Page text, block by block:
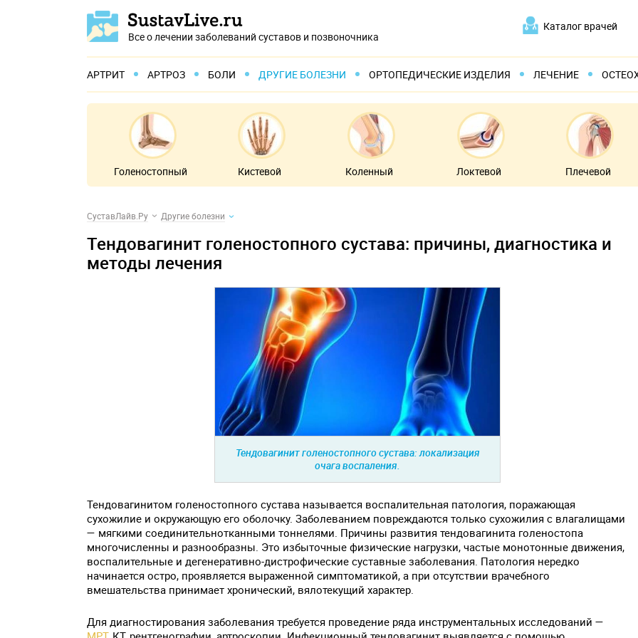
Все о лечении заболеваний суставов и позвоночника
Каталог врачей
АРТРИТ АРТРОЗ БОЛИ ДРУГИЕ БОЛЕЗНИ ОРТОПЕДИЧЕСКИЕ ИЗДЕЛИЯ ЛЕЧЕНИЕ
Голеностопный Кистевой Коленный Локтевой Плечевой
СуставЛайв.Ру Другие болезни
Тендовагинит голеностопного сустава: причины, диагностика и
методы лечения
Тендовагинит голеностопного сустава: локализация
очага воспаления.
Тендовагинитом голеностопного сустава называется воспалительная патология, поражающая
сухожилие и окружающую его оболочку. Заболеванием повреждаются только сухожилия с влагалищами
— мягкими соединительнотканными тоннелями. Причины развития тендовагинита голеностопа
многочисленны и разнообразны. Это избыточные физические нагрузки, частые монотонные движения,
воспалительные и дегенеративно-дистрофические суставные заболевания. Патология нередко
начинается остро, проявляется выраженной симптоматикой, а при отсутствии врачебного
вмешательства принимает хронический, вялотекущий характер.
Для диагностирования заболевания требуется проведение ряда инструментальных исследований —